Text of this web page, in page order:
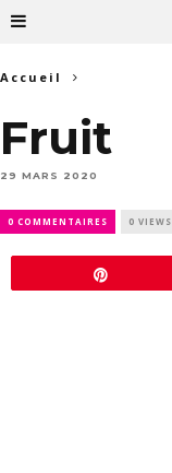
Accueil
Fruit
29 MARS 2020
0 COMMENTAIRES 0 VIEWS